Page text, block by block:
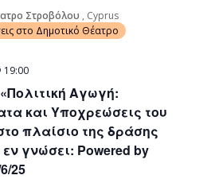
Στροβόλου , Cyprus
στο Δημοτικό Θέατρο
Αγωγή:
και Υποχρεώσεις του
πλαίσιο της δράσης
εν γνώσει: Powered by
25
19:00